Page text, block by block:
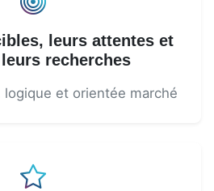
leurs attentes et
recherches
et orientée marché